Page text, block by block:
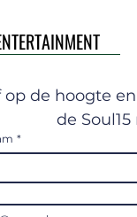
op de hoogte
de
*